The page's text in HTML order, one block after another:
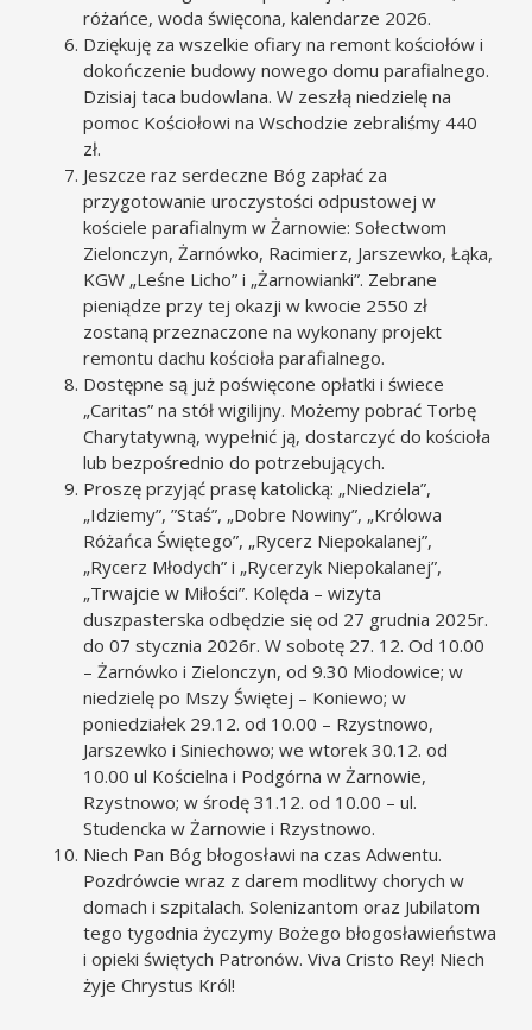
różańce, woda święcona, kalendarze 2026.
Dziękuję za wszelkie ofiary na remont kościołów i
dokończenie budowy nowego domu parafialnego.
Dzisiaj taca budowlana. W zeszłą niedzielę na
pomoc Kościołowi na Wschodzie zebraliśmy 440
zł.
Jeszcze raz serdeczne Bóg zapłać za
przygotowanie uroczystości odpustowej w
kościele parafialnym w Żarnowie: Sołectwom
Zielonczyn, Żarnówko, Racimierz, Jarszewko, Łąka,
KGW „Leśne Licho” i „Żarnowianki”. Zebrane
pieniądze przy tej okazji w kwocie 2550 zł
zostaną przeznaczone na wykonany projekt
remontu dachu kościoła parafialnego.
Dostępne są już poświęcone opłatki i świece
„Caritas” na stół wigilijny. Możemy pobrać Torbę
Charytatywną, wypełnić ją, dostarczyć do kościoła
lub bezpośrednio do potrzebujących.
Proszę przyjąć prasę katolicką: „Niedziela”,
„Idziemy”, ”Staś”, „Dobre Nowiny”, „Królowa
Różańca Świętego”, „Rycerz Niepokalanej”,
„Rycerz Młodych” i „Rycerzyk Niepokalanej”,
„Trwajcie w Miłości”. Kolęda – wizyta
duszpasterska odbędzie się od 27 grudnia 2025r.
do 07 stycznia 2026r. W sobotę 27. 12. Od 10.00
– Żarnówko i Zielonczyn, od 9.30 Miodowice; w
niedzielę po Mszy Świętej – Koniewo; w
poniedziałek 29.12. od 10.00 – Rzystnowo,
Jarszewko i Siniechowo; we wtorek 30.12. od
10.00 ul Kościelna i Podgórna w Żarnowie,
Rzystnowo; w środę 31.12. od 10.00 – ul.
Studencka w Żarnowie i Rzystnowo.
Niech Pan Bóg błogosławi na czas Adwentu.
Pozdrówcie wraz z darem modlitwy chorych w
domach i szpitalach. Solenizantom oraz Jubilatom
tego tygodnia życzymy Bożego błogosławieństwa
i opieki świętych Patronów. Viva Cristo Rey! Niech
żyje Chrystus Król!